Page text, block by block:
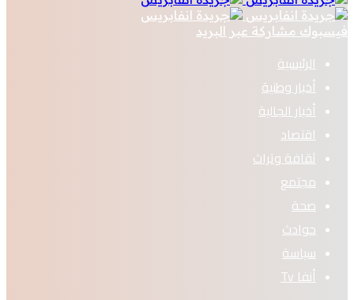
فيسبوك مشاركة عبر البريد
الرئيسية
أخبار وطنية
أخبار الجالية
اقتصاد
ثقافة وتراث
مجتمع
صحة
حوادث
سياسة
أنفا Tv